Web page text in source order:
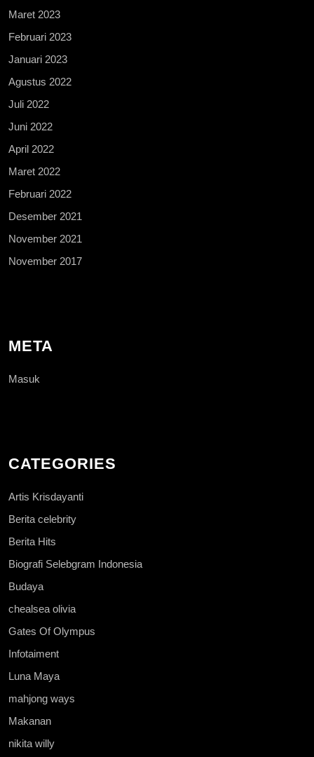
Maret 2023
Februari 2023
Januari 2023
Agustus 2022
Juli 2022
Juni 2022
April 2022
Maret 2022
Februari 2022
Desember 2021
November 2021
November 2017
META
Masuk
CATEGORIES
Artis Krisdayanti
Berita celebrity
Berita Hits
Biografi Selebgram Indonesia
Budaya
chealsea olivia
Gates Of Olympus
Infotaiment
Luna Maya
mahjong ways
Makanan
nikita willy